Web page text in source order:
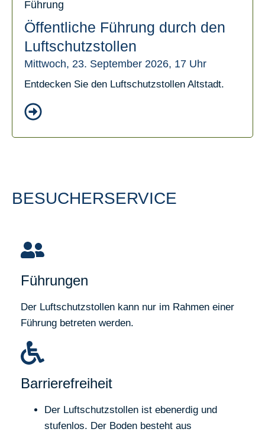
Führung
Öffentliche Führung durch den
Luftschutzstollen
Mittwoch, 23. September 2026, 17 Uhr
Entdecken Sie den Luftschutzstollen Altstadt.
BESUCHERSERVICE
Führungen
Der Luftschutzstollen kann nur im Rahmen einer
Führung betreten werden.
Barrierefreiheit
Der Luftschutzstollen ist ebenerdig und
stufenlos. Der Boden besteht aus